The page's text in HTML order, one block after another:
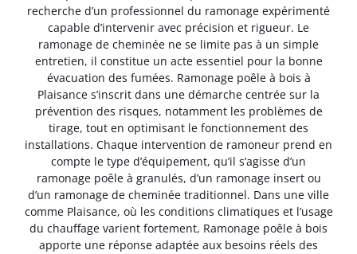
recherche d’un professionnel du ramonage expérimenté
capable d’intervenir avec précision et rigueur. Le
ramonage de cheminée ne se limite pas à un simple
entretien, il constitue un acte essentiel pour la bonne
évacuation des fumées. Ramonage poêle à bois à
Plaisance s’inscrit dans une démarche centrée sur la
prévention des risques, notamment les problèmes de
tirage, tout en optimisant le fonctionnement des
installations. Chaque intervention de ramoneur prend en
compte le type d’équipement, qu’il s’agisse d’un
ramonage poêle à granulés, d’un ramonage insert ou
d’un ramonage de cheminée traditionnel. Dans une ville
comme Plaisance, où les conditions climatiques et l’usage
du chauffage varient fortement, Ramonage poêle à bois
apporte une réponse adaptée aux besoins réels des